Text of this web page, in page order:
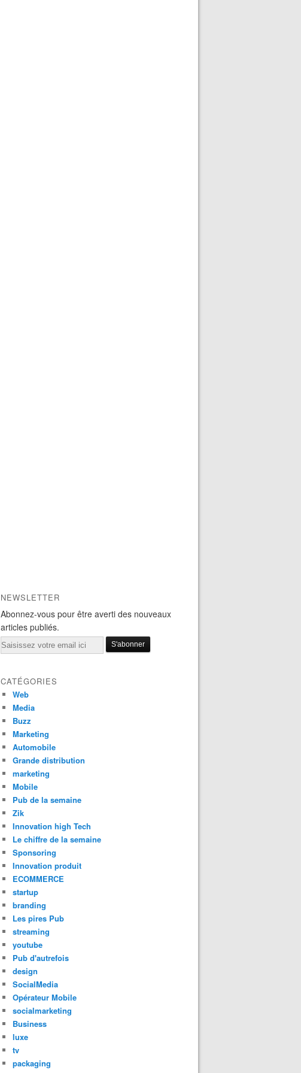
NEWSLETTER
Abonnez-vous pour être averti des nouveaux
articles publiés.
Email
CATÉGORIES
Web
Media
Buzz
Marketing
Automobile
Grande distribution
marketing
Mobile
Pub de la semaine
Zik
Innovation high Tech
Le chiffre de la semaine
Sponsoring
Innovation produit
ECOMMERCE
startup
branding
Les pires Pub
streaming
youtube
Pub d'autrefois
design
SocialMedia
Opérateur Mobile
socialmarketing
Business
luxe
tv
packaging